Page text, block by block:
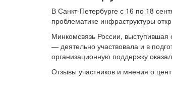
В Санкт-Петербурге с 16 по 18
проблематике инфраструктуры
Минкомсвязь России,
— деятельно участвовала и в
организационную поддержку
Отзывы участников и мнения о